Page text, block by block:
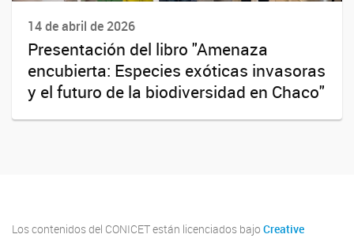
14 de abril de 2026
Presentación del libro "Amenaza
encubierta: Especies exóticas invasoras
y el futuro de la biodiversidad en Chaco"
Los contenidos del CONICET están licenciados bajo Creative